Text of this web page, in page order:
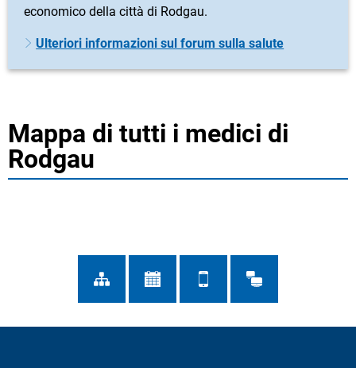
economico della città di Rodgau.
Ulteriori informazioni sul forum sulla salute
Mappa di tutti i medici di
Rodgau